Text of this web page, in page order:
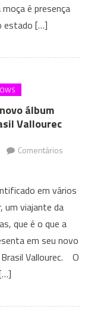
é presença
estado […]
álbum
Vallourec
Comentários
em vários
um viajante da
que é o que a
em seu novo
Vallourec. O